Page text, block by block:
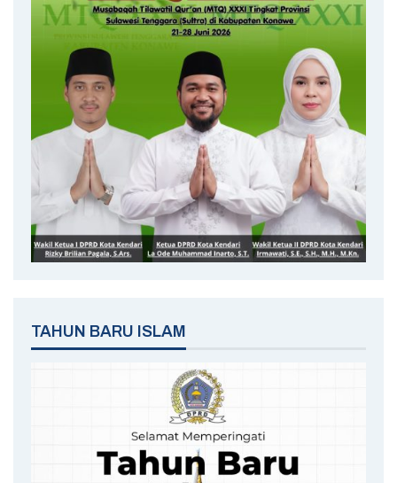
TAHUN BARU ISLAM